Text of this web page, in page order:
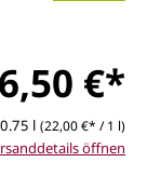
€*
0.75 l (22,00 €* / 1 l)
öffnen